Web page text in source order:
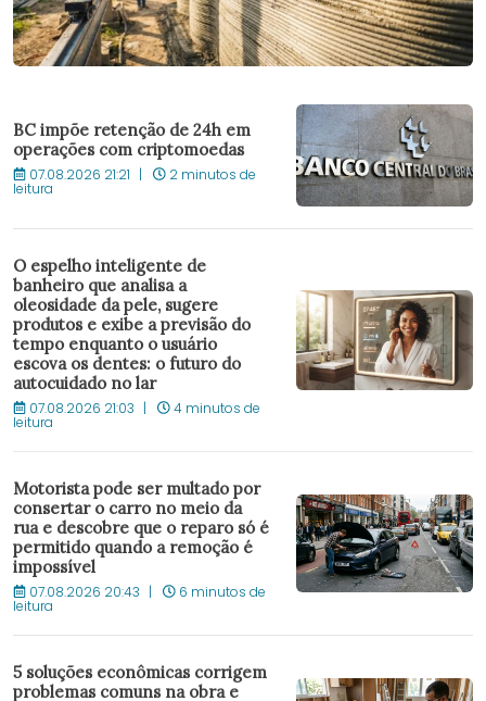
BC impõe retenção de 24h em
operações com criptomoedas
07.08.2026 21:21 2 minutos de
leitura
O espelho inteligente de
banheiro que analisa a
oleosidade da pele, sugere
produtos e exibe a previsão do
tempo enquanto o usuário
escova os dentes: o futuro do
autocuidado no lar
07.08.2026 21:03 4 minutos de
leitura
Motorista pode ser multado por
consertar o carro no meio da
rua e descobre que o reparo só é
permitido quando a remoção é
impossível
07.08.2026 20:43 6 minutos de
leitura
5 soluções econômicas corrigem
problemas comuns na obra e